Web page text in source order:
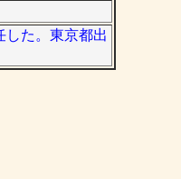
した。東京都出